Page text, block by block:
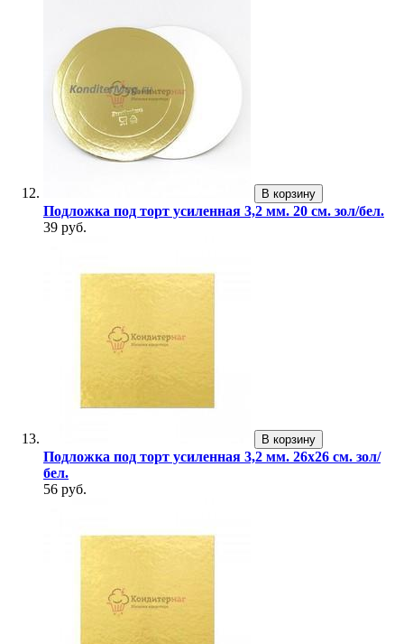
В корзину
Подложка под торт усиленная 3,2 мм. 20 см. зол/бел.
39 руб.
В корзину
Подложка под торт усиленная 3,2 мм. 26х26 см. зол/
бел.
56 руб.